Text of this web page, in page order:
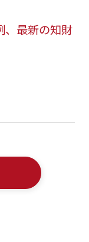
、最新の知財